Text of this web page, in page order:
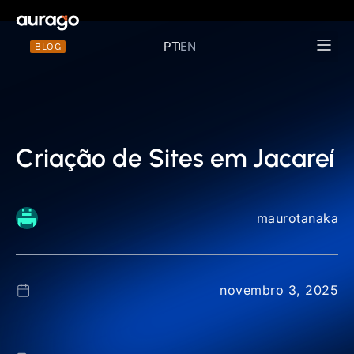
BLOG PTEN
Criação de Sites em Jacareí
maurotanaka
novembro 3, 2025